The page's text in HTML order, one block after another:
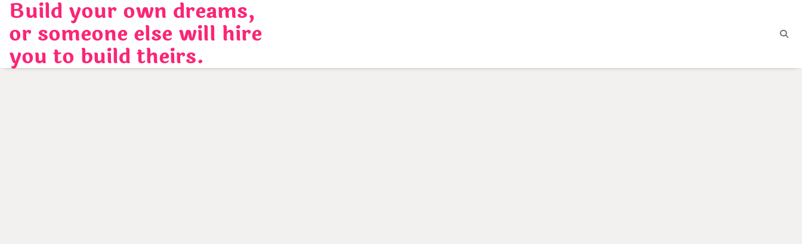
Skip
content
Build your own dreams,
or someone else will hire
you to build theirs.